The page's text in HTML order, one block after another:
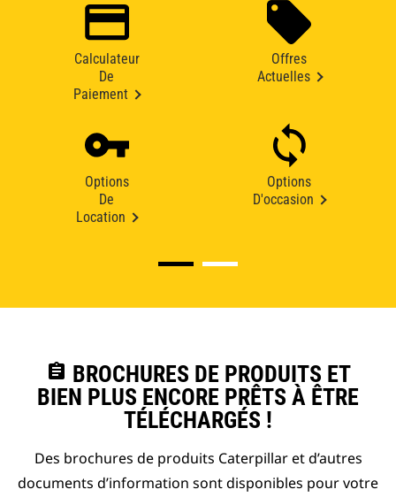
Calculateur
De
Paiement
Offres
Actuelles
Options
De
Location
Options
D'occasion
assignment BROCHURES DE PRODUITS ET
BIEN PLUS ENCORE PRÊTS À ÊTRE
TÉLÉCHARGÉS !
Des brochures de produits Caterpillar et d’autres
documents d’information sont disponibles pour votre